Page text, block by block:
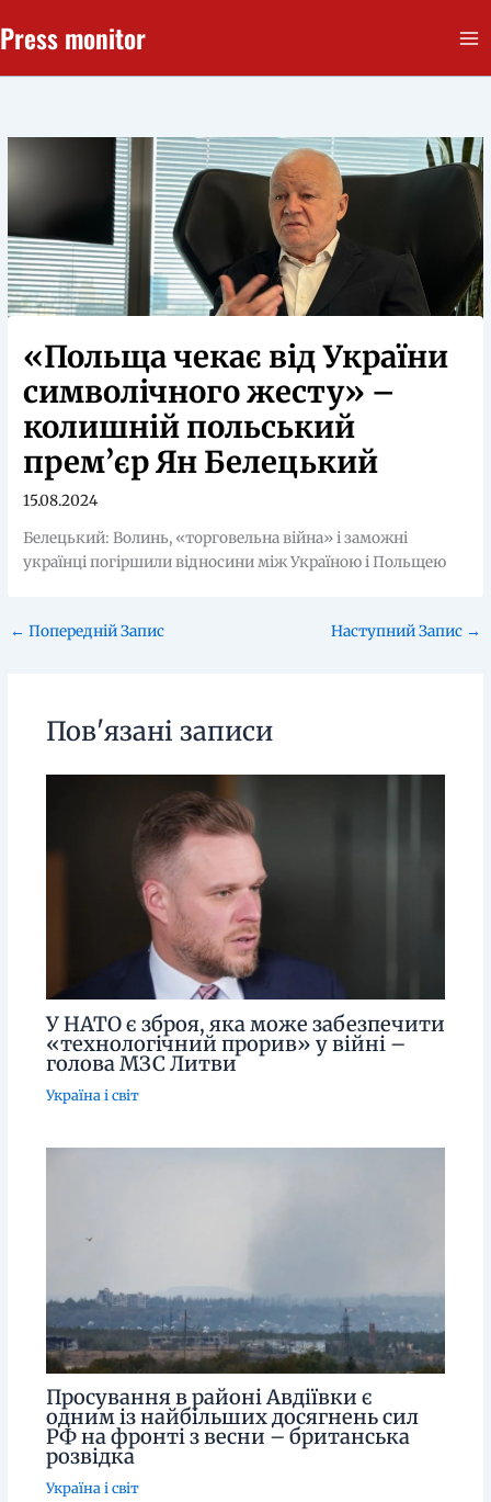
до
Press monitor
«Польща чекає від України
символічного жесту» –
колишній польський
прем’єр Ян Белецький
15.08.2024
Белецький: Волинь, «торговельна війна» і заможні
українці погіршили відносини між Україною і Польщею
← Попередній Запис Наступний Запис →
Пов'язані записи
У НАТО є зброя, яка може забезпечити
«технологічний прорив» у війні –
голова МЗС Литви
Україна і світ
Просування в районі Авдіївки є
одним із найбільших досягнень сил
РФ на фронті з весни – британська
розвідка
Україна і світ